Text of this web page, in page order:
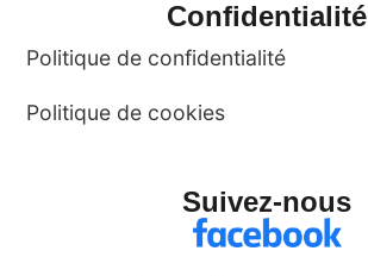
Confidentialité
Politique de confidentialité
Politique de cookies
Suivez-nous